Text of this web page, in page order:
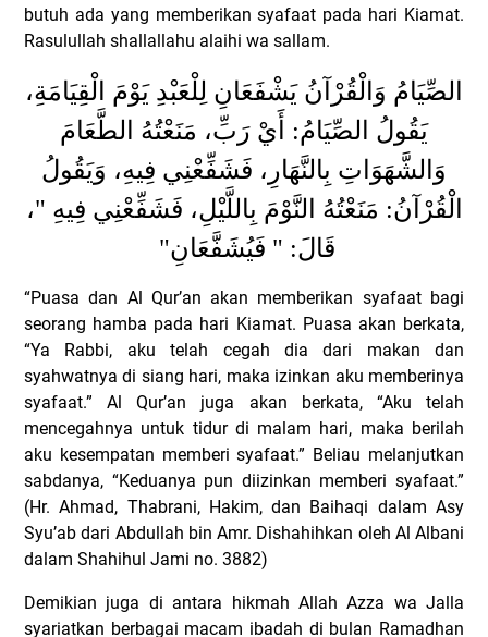
butuh ada yang memberikan syafaat pada hari Kiamat.
Rasulullah shallallahu alaihi wa sallam.
الصِّيَامُ وَالْقُرْآنُ يَشْفَعَانِ لِلْعَبْدِ يَوْمَ الْقِيَامَةِ،
يَقُولُ الصِّيَامُ: أَيْ رَبِّ، مَنَعْتُهُ الطَّعَامَ
وَالشَّهَوَاتِ بِالنَّهَارِ، فَشَفِّعْنِي فِيهِ، وَيَقُولُ
الْقُرْآنُ: مَنَعْتُهُ النَّوْمَ بِاللَّيْلِ، فَشَفِّعْنِي فِيهِ "،
قَالَ: " فَيُشَفَّعَانِ"
“Puasa dan Al Qur’an akan memberikan syafaat bagi
seorang hamba pada hari Kiamat. Puasa akan berkata,
“Ya Rabbi, aku telah cegah dia dari makan dan
syahwatnya di siang hari, maka izinkan aku memberinya
syafaat.” Al Qur’an juga akan berkata, “Aku telah
mencegahnya untuk tidur di malam hari, maka berilah
aku kesempatan memberi syafaat.” Beliau melanjutkan
sabdanya, “Keduanya pun diizinkan memberi syafaat.”
(Hr. Ahmad, Thabrani, Hakim, dan Baihaqi dalam Asy
Syu’ab dari Abdullah bin Amr. Dishahihkan oleh Al Albani
dalam Shahihul Jami no. 3882)
Demikian juga di antara hikmah Allah Azza wa Jalla
syariatkan berbagai macam ibadah di bulan Ramadhan